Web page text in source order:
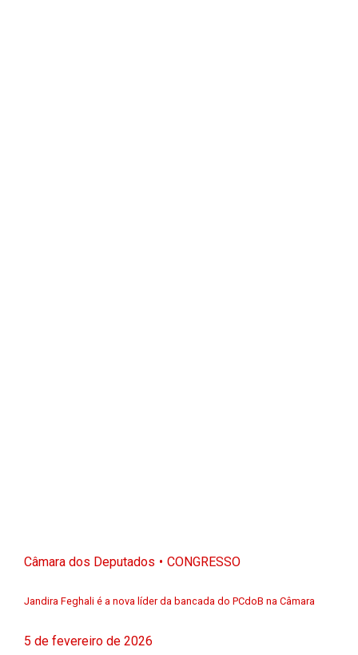
Câmara dos Deputados CONGRESSO
Jandira Feghali é a nova líder da bancada do PCdoB na Câmara
5 de fevereiro de 2026